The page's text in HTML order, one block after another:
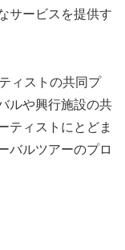
サービスを提供す
ィストの共同プ
ルや興行施設の共
ティストにとどま
バルツアーのプロ